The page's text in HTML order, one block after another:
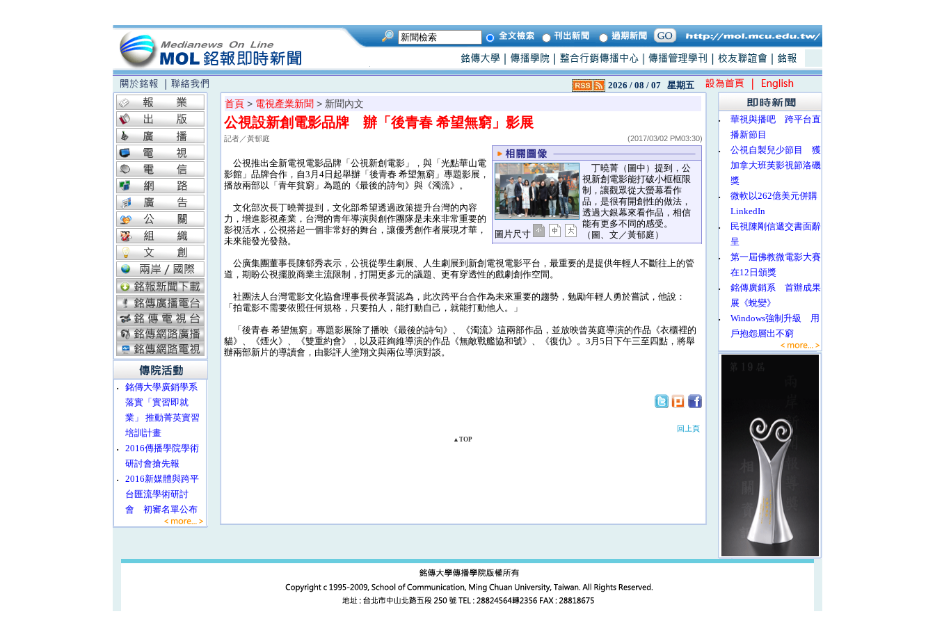
2026 / 08 / 07 星期五
‧
銘傳大學廣銷學系
落實「實習即就
業」 推動菁英實習
培訓計畫
‧
2016傳播學院學術
研討會搶先報
‧
2016新媒體與跨平
台匯流學術研討
會 初審名單公布
首頁 > 電視產業新聞 > 新聞內文
公視設新創電影品牌 辦「後青春 希望無窮」影展
記者／黃郁庭 (2017/03/02 PM03:30)
丁曉菁（圖中）提到，公
視新創電影能打破小框框限
制，讓觀眾從大螢幕看作
品，是很有開創性的做法，
透過大銀幕來看作品，相信
能有更多不同的感受。
（圖、文／黃郁庭）
圖片尺寸
公視推出全新電視電影品牌「公視新創電影」，與「光點華山電
影館」品牌合作，自3月4日起舉辦「後青春 希望無窮」專題影展，
播放兩部以「青年貧窮」為題的《最後的詩句》與《濁流》。
文化部次長丁曉菁提到，文化部希望透過政策提升台灣的內容
力，增進影視產業，台灣的青年導演與創作團隊是未來非常重要的
影視活水，公視搭起一個非常好的舞台，讓優秀創作者展現才華，
未來能發光發熱。
公廣集團董事長陳郁秀表示，公視從學生劇展、人生劇展到新創電視電影平台，最重要的是提供年輕人不斷往上的管
道，期盼公視擺脫商業主流限制，打開更多元的議題、更有穿透性的戲劇創作空間。
社團法人台灣電影文化協會理事長侯孝賢認為，此次跨平台合作為未來重要的趨勢，勉勵年輕人勇於嘗試，他說：
「拍電影不需要依照任何規格，只要拍人，能打動自己，就能打動他人。」
「後青春 希望無窮」專題影展除了播映《最後的詩句》、《濁流》這兩部作品，並放映曾英庭導演的作品《衣櫃裡的
貓》、《煙火》、《雙重約會》，以及莊絢維導演的作品《無敵戰艦協和號》、《復仇》。3月5日下午三至四點，將舉
辦兩部新片的導讀會，由影評人塗翔文與兩位導演對談。
回上頁
▲TOP
‧
華視與播吧 跨平台直
播新節目
‧
公視自製兒少節目 獲
加拿大班芙影視節洛磯
獎
‧
微軟以262億美元併購
LinkedIn
‧
民視陳剛信遞交書面辭
呈
‧
第一屆佛教微電影大賽
在12日頒獎
‧
銘傳廣銷系 首辦成果
展《蛻變》
‧
Windows強制升級 用
戶抱怨層出不窮